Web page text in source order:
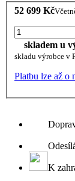
52 699 Kč
skladem u
skladu výrobce v
Platbu lze až o
K